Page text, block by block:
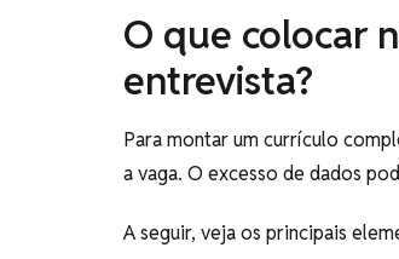
O que colocar
entrevista?
Para montar um currículo
a vaga. O excesso de dados
A seguir, veja os principais